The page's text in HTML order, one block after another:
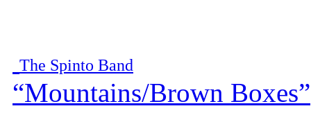
The Spinto Band
“Mountains/Brown Boxes”